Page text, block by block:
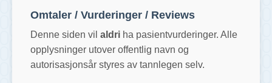
Omtaler / Vurderinger / Reviews
Denne siden vil aldri ha pasientvurderinger. Alle
opplysninger utover offentlig navn og
autorisasjonsår styres av tannlegen selv.